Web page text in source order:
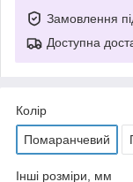
Замовлення
Доступна
Колір
Помаранчевий
Інші розміри, мм